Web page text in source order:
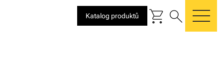
Katalog produktů shopping_cart search